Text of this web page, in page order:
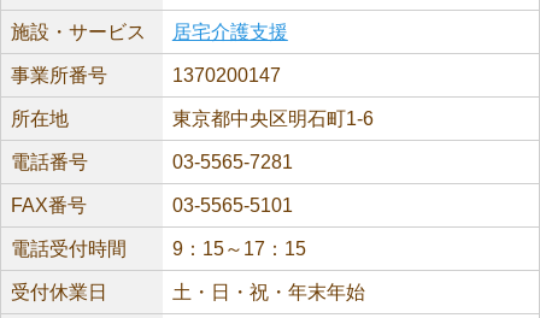
施設・サービス 居宅介護支援
事業所番号 1370200147
所在地 東京都中央区明石町1-6
電話番号 03-5565-7281
FAX番号 03-5565-5101
電話受付時間 9：15～17：15
受付休業日 土・日・祝・年末年始